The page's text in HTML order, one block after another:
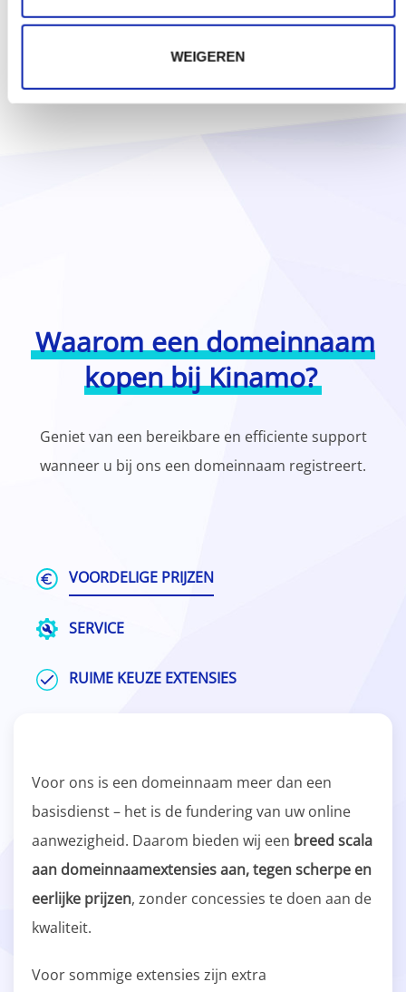
WEIGEREN
Waarom een domeinnaam
kopen bij Kinamo?
Geniet van een bereikbare en efficiente support
wanneer u bij ons een domeinnaam registreert.
VOORDELIGE PRIJZEN
SERVICE
RUIME KEUZE EXTENSIES
Voor ons is een domeinnaam meer dan een
basisdienst – het is de fundering van uw online
aanwezigheid. Daarom bieden wij een breed scala
aan domeinnaamextensies aan, tegen scherpe en
eerlijke prijzen, zonder concessies te doen aan de
kwaliteit.
Voor sommige extensies zijn extra